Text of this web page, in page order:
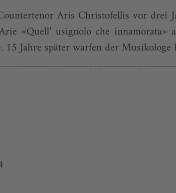
Aris Christofellis vor drei
«Quell’ usignolo che innamorata»
Jahre später warfen der